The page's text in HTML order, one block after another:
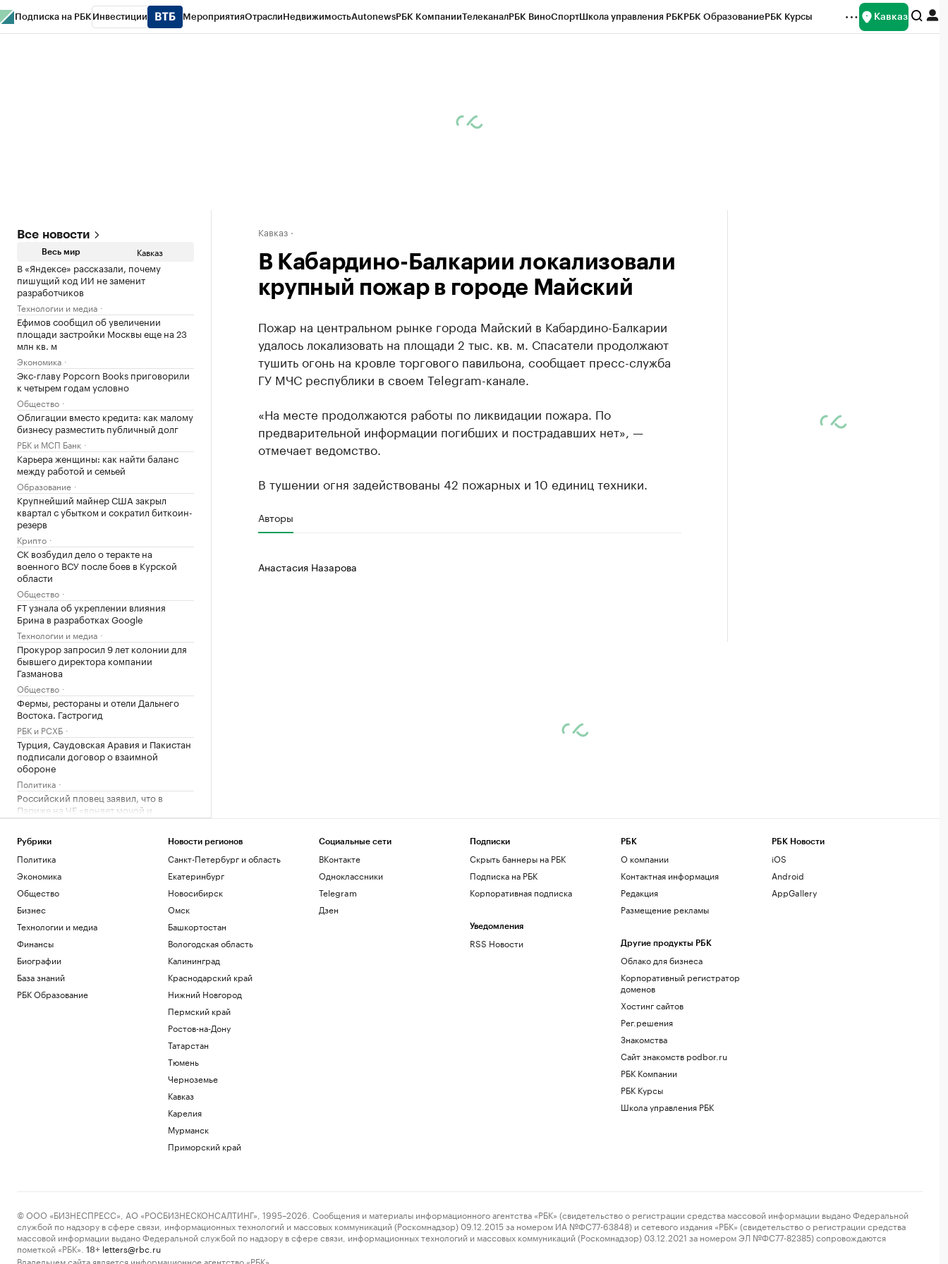
Подписка на РБК Инвестиции МероприятияОтраслиНедвижимостьAutonewsРБК КомпанииТелеканалРБК ВиноСпортШкола управления РБКРБК ОбразованиеРБК Курсы Кавказ
Все новости
Весь мир Кавказ
В «Яндексе» рассказали, почему
пишущий код ИИ не заменит
разработчиков
Технологии и медиа
Ефимов сообщил об увеличении
площади застройки Москвы еще на 23
млн кв. м
Экономика
Экс-главу Popcorn Books приговорили
к четырем годам условно
Общество
Облигации вместо кредита: как малому
бизнесу разместить публичный долг
РБК и МСП Банк
Карьера женщины: как найти баланс
между работой и семьей
Образование
Крупнейший майнер США закрыл
квартал с убытком и сократил биткоин-
резерв
Крипто
СК возбудил дело о теракте на
военного ВСУ после боев в Курской
области
Общество
FT узнала об укреплении влияния
Брина в разработках Google
Технологии и медиа
Прокурор запросил 9 лет колонии для
бывшего директора компании
Газманова
Общество
Фермы, рестораны и отели Дальнего
Востока. Гастрогид
РБК и РСХБ
Турция, Саудовская Аравия и Пакистан
подписали договор о взаимной
обороне
Политика
Российский пловец заявил, что в
Париже на ЧЕ «воняет мочой и
помойками»
Спорт
баскетболистом Иваном Едешко
Спорт
Путин рассказал президенту ОАЭ о
ситуации вокруг Украины
Politico сообщило об обсуждении
замены канцлера Германии Фридриха
Мерца
Политика
Как ИИ-агенты и облако
трансформируют промышленность:
В России вырос спрос на аппаратные
Эксперты объяснили, зачем взрослым
Бизнес
Загрузить еще
Кавказ
В Кабардино-Балкарии локализовали
крупный пожар в городе Майский
Пожар на центральном рынке города Майский в Кабардино-Балкарии
удалось локализовать на площади 2 тыс. кв. м. Спасатели продолжают
тушить огонь на кровле торгового павильона, сообщает пресс-служба
ГУ МЧС республики в своем Telegram-канале.
«На месте продолжаются работы по ликвидации пожара. По
предварительной информации погибших и пострадавших нет», —
отмечает ведомство.
В тушении огня задействованы 42 пожарных и 10 единиц техники.
Авторы
Анастасия Назарова
Рубрики
Политика
Экономика
Общество
Бизнес
Технологии и медиа
Финансы
Биографии
База знаний
РБК Образование
Новости регионов
Санкт-Петербург и область
Екатеринбург
Новосибирск
Омск
Башкортостан
Вологодская область
Калининград
Краснодарский край
Нижний Новгород
Пермский край
Ростов-на-Дону
Татарстан
Тюмень
Черноземье
Кавказ
Карелия
Мурманск
Приморский край
Социальные сети
ВКонтакте
Одноклассники
Telegram
Дзен
Подписки
Скрыть баннеры на РБК
Подписка на РБК
Корпоративная подписка
Уведомления
RSS Новости
РБК
О компании
Контактная информация
Редакция
Размещение рекламы
Другие продукты РБК
Облако для бизнеса
Корпоративный регистратор
доменов
Хостинг сайтов
Рег.решения
Знакомства
Сайт знакомств podbor.ru
РБК Компании
РБК Курсы
Школа управления РБК
РБК Новости
iOS
Android
AppGallery
© ООО «БИЗНЕСПРЕСС», АО «РОСБИЗНЕСКОНСАЛТИНГ», 1995–2026. Сообщения и материалы информационного агентства «РБК» (свидетельство о регистрации средства массовой информации выдано Федеральной
службой по надзору в сфере связи, информационных технологий и массовых коммуникаций (Роскомнадзор) 09.12.2015 за номером ИА №ФС77-63848) и сетевого издания «РБК» (свидетельство о регистрации средства
массовой информации выдано Федеральной службой по надзору в сфере связи, информационных технологий и массовых коммуникаций (Роскомнадзор) 03.12.2021 за номером ЭЛ №ФС77-82385) сопровождаются
пометкой «РБК».
18+ letters@rbc.ru
Владельцем сайта является информационное агентство «РБК».